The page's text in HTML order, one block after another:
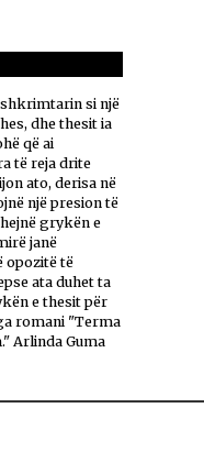
si një
dhe thesit ia
që ai
të reja drite
ato, derisa në
një presion të
grykën e
janë
opozitë të
ata duhet ta
e thesit për
romani "Terma
Arlinda Guma